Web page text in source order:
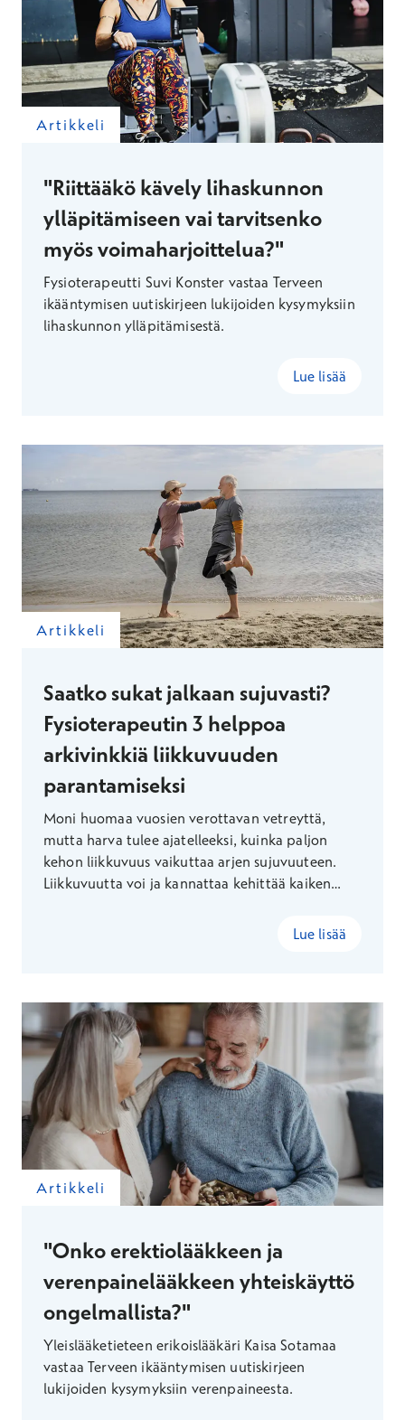
Artikkeli
"Riittääkö kävely lihaskunnon
ylläpitämiseen vai tarvitsenko
myös voimaharjoittelua?"
Fysioterapeutti Suvi Konster vastaa Terveen
ikääntymisen uutiskirjeen lukijoiden kysymyksiin
lihaskunnon ylläpitämisestä.
Lue lisää
Artikkeli
Saatko sukat jalkaan sujuvasti?
Fysioterapeutin 3 helppoa
arkivinkkiä liikkuvuuden
parantamiseksi
Moni huomaa vuosien verottavan vetreyttä,
mutta harva tulee ajatelleeksi, kuinka paljon
kehon liikkuvuus vaikuttaa arjen sujuvuuteen.
Liikkuvuutta voi ja kannattaa kehittää kaiken
miten otat liikkuvuusharjoitukset helposti osaksi
Lue lisää
Artikkeli
"Onko erektiolääkkeen ja
verenpainelääkkeen yhteiskäyttö
ongelmallista?"
Yleislääketieteen erikoislääkäri Kaisa Sotamaa
vastaa Terveen ikääntymisen uutiskirjeen
lukijoiden kysymyksiin verenpaineesta.